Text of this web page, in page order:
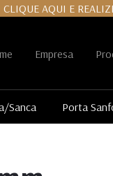
CLIQUE AQUI E
Empresa
Sanca Porta